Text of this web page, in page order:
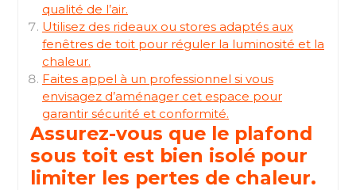
qualité de l’air.
Utilisez des rideaux ou stores adaptés aux
fenêtres de toit pour réguler la luminosité et la
chaleur.
Faites appel à un professionnel si vous
envisagez d’aménager cet espace pour
garantir sécurité et conformité.
Assurez-vous que le plafond
sous toit est bien isolé pour
limiter les pertes de chaleur.